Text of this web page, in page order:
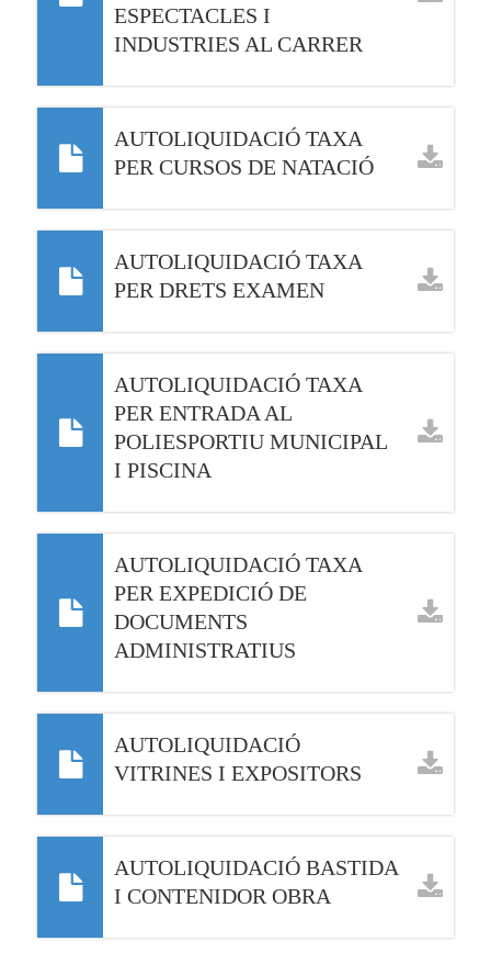
ESPECTACLES I
INDUSTRIES AL CARRER
AUTOLIQUIDACIÓ TAXA
PER CURSOS DE NATACIÓ
AUTOLIQUIDACIÓ TAXA
PER DRETS EXAMEN
AUTOLIQUIDACIÓ TAXA
PER ENTRADA AL
POLIESPORTIU MUNICIPAL
I PISCINA
AUTOLIQUIDACIÓ TAXA
PER EXPEDICIÓ DE
DOCUMENTS
ADMINISTRATIUS
AUTOLIQUIDACIÓ
VITRINES I EXPOSITORS
AUTOLIQUIDACIÓ BASTIDA
I CONTENIDOR OBRA